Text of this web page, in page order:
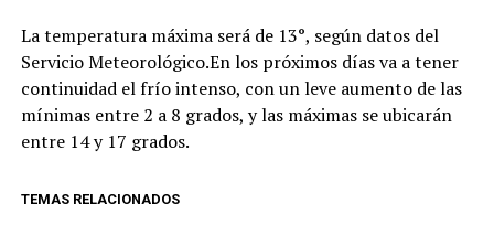
La temperatura máxima será de 13°, según datos del
Servicio Meteorológico.En los próximos días va a tener
continuidad el frío intenso, con un leve aumento de las
mínimas entre 2 a 8 grados, y las máximas se ubicarán
entre 14 y 17 grados.
TEMAS RELACIONADOS